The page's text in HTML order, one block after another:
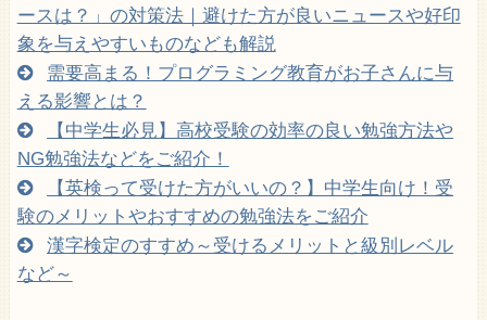
ースは？」の対策法｜避けた方が良いニュースや好印
象を与えやすいものなども解説
需要高まる！プログラミング教育がお子さんに与
える影響とは？
【中学生必見】高校受験の効率の良い勉強方法や
NG勉強法などをご紹介！
【英検って受けた方がいいの？】中学生向け！受
験のメリットやおすすめの勉強法をご紹介
漢字検定のすすめ～受けるメリットと級別レベル
など～